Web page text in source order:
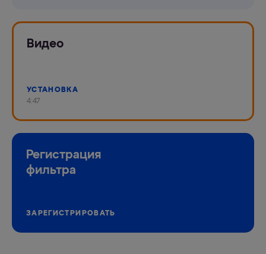
Видео
УСТАНОВКА
4:47
Регистрация
фильтра
ЗАРЕГИСТРИРОВАТЬ